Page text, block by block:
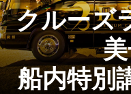
クルーズ
船内特別